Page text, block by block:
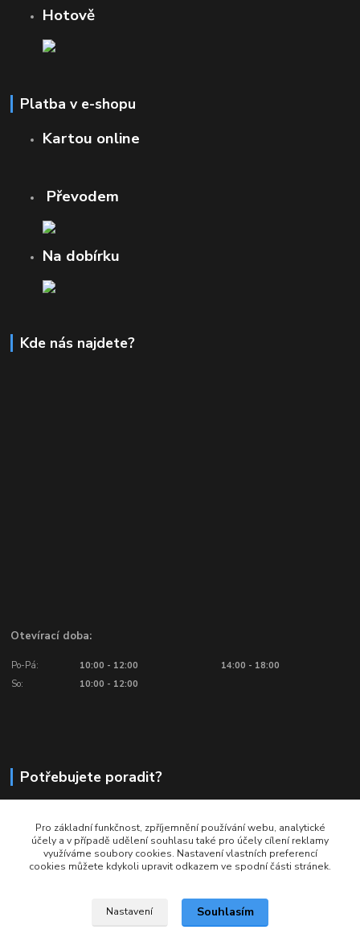
Hotově
Platba v e-shopu
Kartou online
Převodem
Na dobírku
Kde nás najdete?
Otevírací doba:
Po-Pá: 10:00 - 12:00
14:00 - 18:00
So:
10:00 - 12:00
Potřebujete poradit?
Volejte: Po - Pá (10:00 - 18:00)
info@ragbyobchod.cz
Pro základní funkčnost, zpříjemnění používání webu, analytické
účely a v případě udělení souhlasu také pro účely cílení reklamy
využíváme soubory cookies. Nastavení vlastních preferencí
cookies můžete kdykoli upravit odkazem ve spodní části stránek.
Nastavení Souhlasím